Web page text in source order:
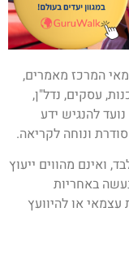
המרכז מאמרים,
עסקים, נדל"ן,
להנגיש ידע
ונוחה לקריאה.
ואינם מהווים ייעוץ
באחריות
או להיוועץ